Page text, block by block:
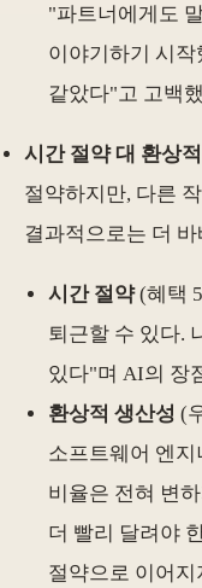
"파트너에게도
이야기하기 시작
같았다"고 고백
시간 절약 대 환상
절약하지만, 다른
결과적으로는 더
시간 절약(혜택
퇴근할 수 있다.
있다"며 AI의 장
환상적 생산성 (
소프트웨어 엔
비율은 전혀 변
더 빨리 달려야
절약으로 이어